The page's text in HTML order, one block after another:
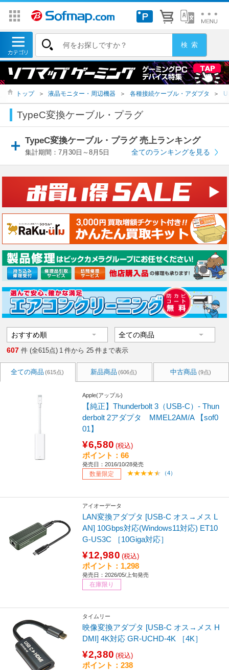
トップ ＞ 液晶モニター・周辺機器 ＞ 各種接続ケーブル・アダプタ ＞
TypeC変換ケーブル・プラグ
TypeC変換ケーブル・プラグ 売上ランキング
集計期間：7月30日～8月5日 全てのランキングを見る
607 件 (全615点) 1 件から 25 件まで表示
全ての商品 (615点) 新品商品 (606点) 中古商品 (9点)
Apple(アップル)
【純正】Thunderbolt 3（USB-C）- Thun
derbolt 2アダプタ MMEL2AM/A 【sof0
01】
¥6,580 (税込)
ポイント：66
発売日：2016/10/28発売
数量限定 （4）
アイオーデータ
LAN変換アダプタ [USB-C オス→メス L
AN] 10Gbps対応(Windows11対応) ET10
G-US3C ［10Giga対応］
¥12,980 (税込)
ポイント：1,298
発売日：2026/05/上旬発売
在庫限り
タイムリー
映像変換アダプタ [USB-C オス→メス H
DMI] 4K対応 GR-UCHD-4K ［4K］
¥2,380 (税込)
ポイント：238